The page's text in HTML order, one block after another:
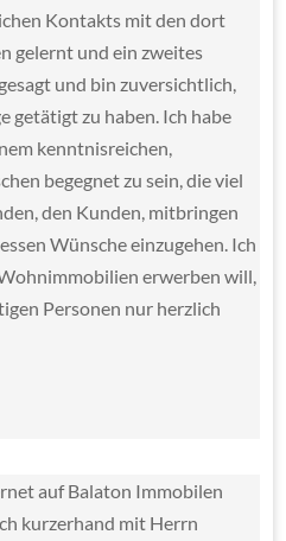
Kontakts mit den dort
gelernt und ein zweites
und bin zuversichtlich,
getätigt zu haben. Ich habe
kenntnisreichen,
begegnet zu sein, die viel
den Kunden, mitbringen
Wünsche einzugehen. Ich
erwerben will,
Personen nur herzlich
auf Balaton Immobilen
kurzerhand mit Herrn